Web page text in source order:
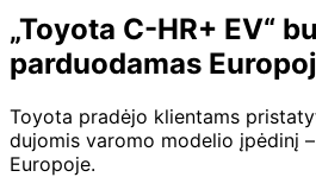
„Toyota C-HR+ EV“
parduodamas
Toyota pradėjo klientams
dujomis varomo modelio įpėdinį
Europoje.